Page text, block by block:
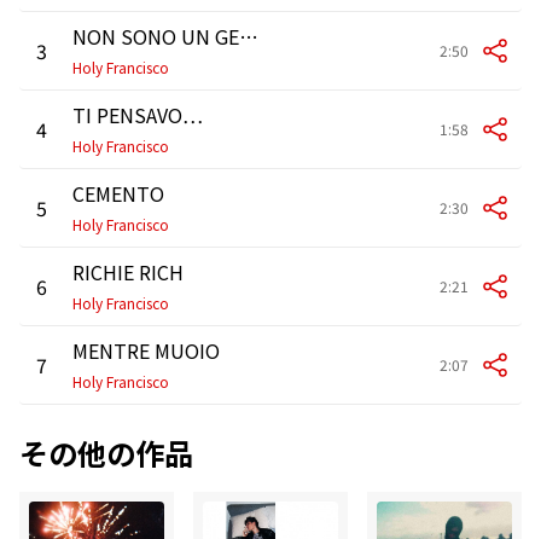
3 NON SONO UN GENTLEMAN
Holy Francisco
2:50
4 TI PENSAVO…
Holy Francisco
1:58
5 CEMENTO
Holy Francisco
2:30
6 RICHIE RICH
Holy Francisco
2:21
7 MENTRE MUOIO
Holy Francisco
2:07
その他の作品